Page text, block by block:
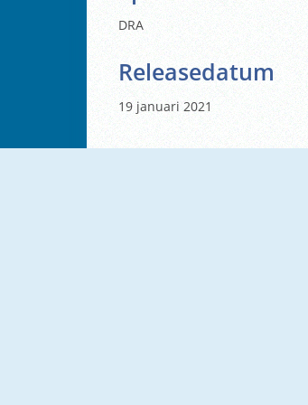
DRA
Releasedatum
19 januari 2021